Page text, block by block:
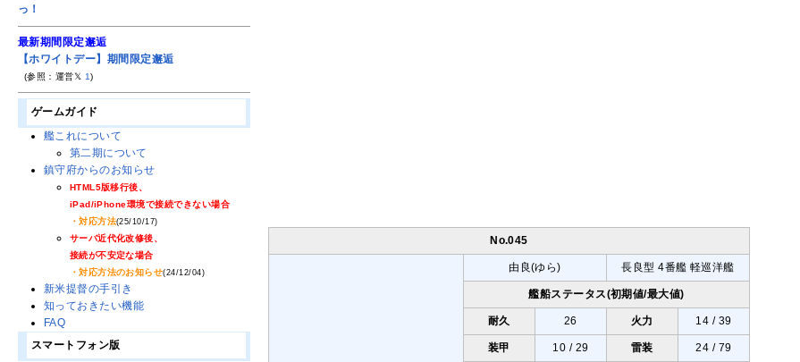
No.045
由良(ゆら) 長良型 4番艦 軽巡洋艦
艦船ステータス(初期値/最大値)
耐久 26 火力 14 / 39
装甲 10 / 29 雷装 24 / 79
っ！
最新期間限定邂逅
【ホワイトデー】期間限定邂逅
(参照：運営𝕏 1)
ゲームガイド
艦これについて
第二期について
鎮守府からのお知らせ
HTML5版移行後、
iPad/iPhone環境で接続できない場合
・対応方法(25/10/17)
サーバ近代化改修後、
接続が不安定な場合
・対応方法のお知らせ(24/12/04)
新米提督の手引き
知っておきたい機能
FAQ
スマートフォン版